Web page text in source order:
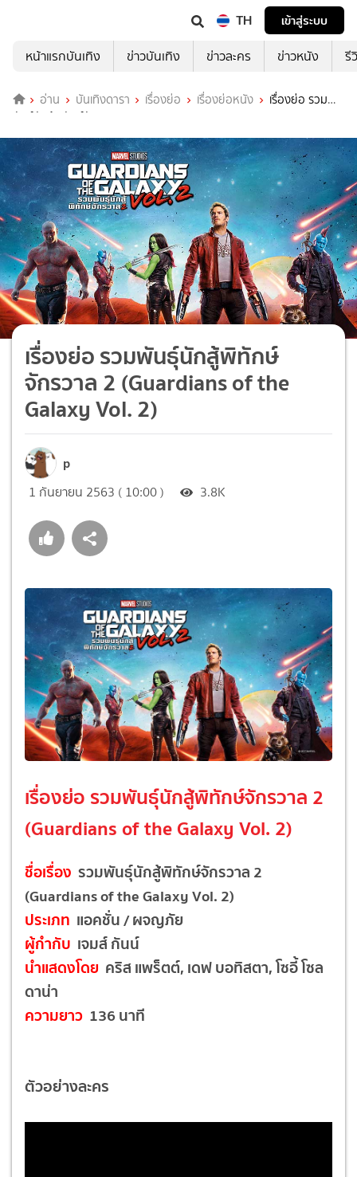
TH
เข้าสู่ระบบ
หน้าแรกบันเทิง
ข่าวบันเทิง ข่าวละคร ข่าวหนัง รี
อ่าน บันเทิงดารา เรื่องย่อ เรื่องย่อหนัง
เรื่องย่อ รวม
พันธุ์นักสู้พิทักษ์จักรวาล 2 (Guardians of the Galaxy Vol. 2)
เรื่องย่อ รวมพันธุ์นักสู้พิทักษ์
จักรวาล 2 (Guardians of the
Galaxy Vol. 2)
p
1 กันยายน 2563 ( 10:00 ) 3.8K
เรื่องย่อ รวมพันธุ์นักสู้พิทักษ์จักรวาล 2
(Guardians of the Galaxy Vol. 2)
ชื่อเรื่อง รวมพันธุ์นักสู้พิทักษ์จักรวาล 2
(Guardians of the Galaxy Vol. 2)
ประเภท แอคชั่น / ผจญภัย
ผู้กำกับ เจมส์ กันน์
นำแสดงโดย คริส แพร็ตต์, เดฟ บอทิสตา, โซอี้ โซล
ดาน่า
ความยาว 136 นาที
ตัวอย่างละคร